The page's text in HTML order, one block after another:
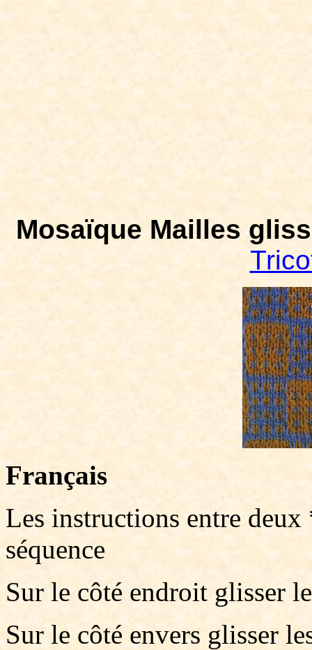
Mosaïque Mailles
Français
Les instructions entre
séquence
Sur le côté endroit glisser
Sur le côté envers glisser